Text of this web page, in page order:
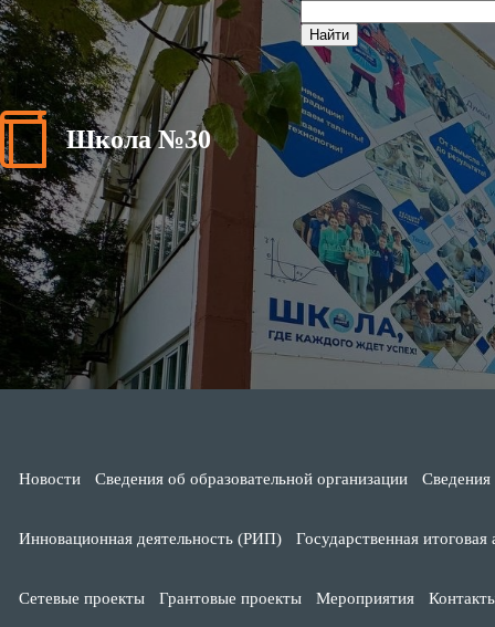
Школа №30
Новости Сведения об образовательной организации Сведения
Инновационная деятельность (РИП) Государственная итоговая
Сетевые проекты Грантовые проекты Мероприятия